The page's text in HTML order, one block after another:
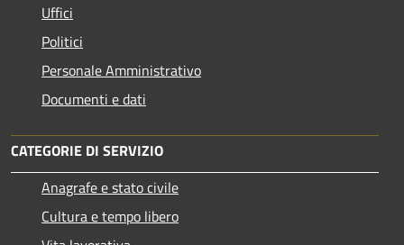
Uffici
Politici
Personale Amministrativo
Documenti e dati
CATEGORIE DI SERVIZIO
Anagrafe e stato civile
Cultura e tempo libero